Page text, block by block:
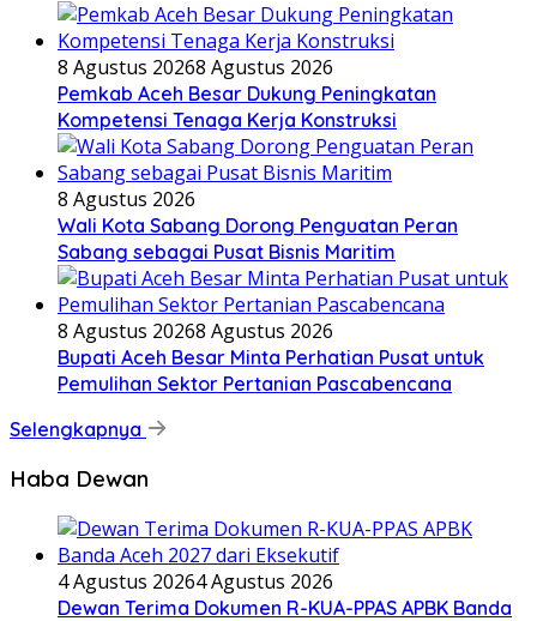
8 Agustus 20268 Agustus 2026
Pemkab Aceh Besar Dukung Peningkatan
Kompetensi Tenaga Kerja Konstruksi
8 Agustus 2026
Wali Kota Sabang Dorong Penguatan Peran
Sabang sebagai Pusat Bisnis Maritim
8 Agustus 20268 Agustus 2026
Bupati Aceh Besar Minta Perhatian Pusat untuk
Pemulihan Sektor Pertanian Pascabencana
Selengkapnya
Haba Dewan
4 Agustus 20264 Agustus 2026
Dewan Terima Dokumen R-KUA-PPAS APBK Banda